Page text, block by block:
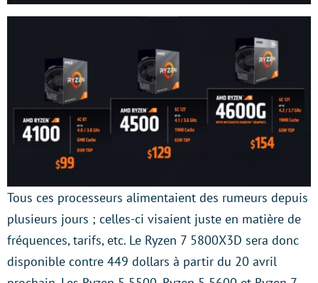
Tous ces processeurs alimentaient des rumeurs depuis
plusieurs jours ; celles-ci visaient juste en matière de
fréquences, tarifs, etc. Le Ryzen 7 5800X3D sera donc
disponible contre 449 dollars à partir du 20 avril